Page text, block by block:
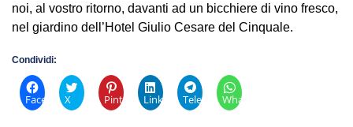
noi, al vostro ritorno, davanti ad un bicchiere di vino fresco,
nel giardino dell’Hotel Giulio Cesare del Cinquale.
Condividi:
Facebook
X PinterestLinkedInTelegramWhatsApp